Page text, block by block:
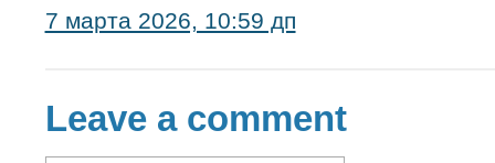
7 марта 2026, 10:59 дп
Leave a comment